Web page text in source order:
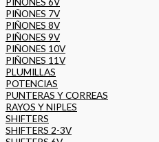
PIÑONES 7V
PIÑONES 8V
PIÑONES 9V
PIÑONES 10V
PIÑONES 11V
PLUMILLAS
POTENCIAS
PUNTERAS Y CORREAS
RAYOS Y NIPLES
SHIFTERS
SHIFTERS 2-3V